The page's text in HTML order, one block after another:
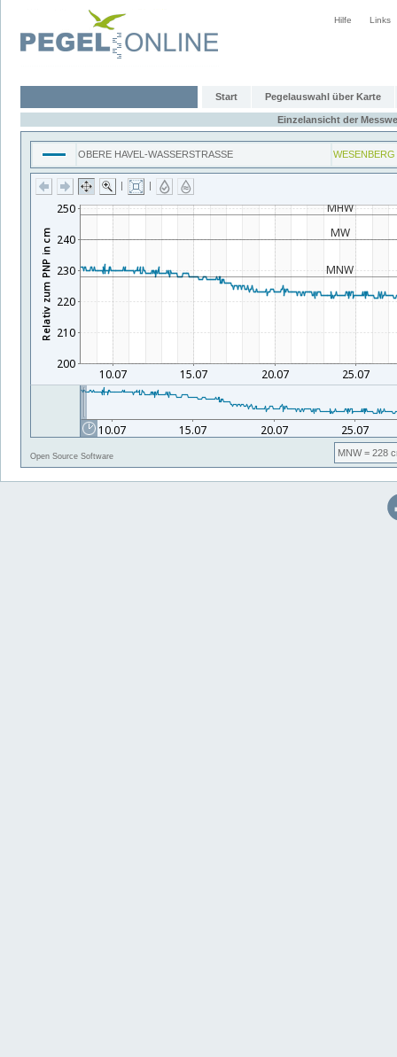
Hilfe Links
Start Pegelauswahl über Karte
Einzelansicht der
OBERE HAVEL-WASSERSTRASSE WESENBERG
| |
Open Source Software MNW= 228